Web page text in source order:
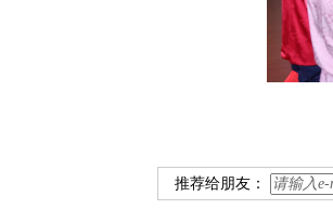
推荐给朋友：